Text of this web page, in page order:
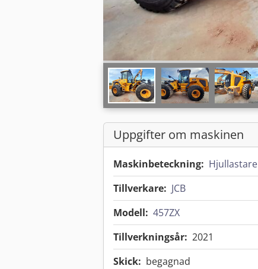
Uppgifter om maskinen
Maskinbeteckning: Hjullastare
Tillverkare: JCB
Modell: 457ZX
Tillverkningsår: 2021
Skick: begagnad